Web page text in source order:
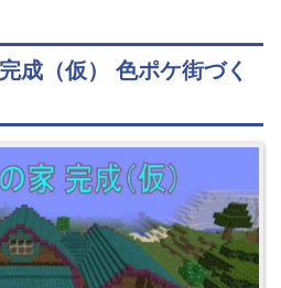
成（仮） 色ポケ街づく